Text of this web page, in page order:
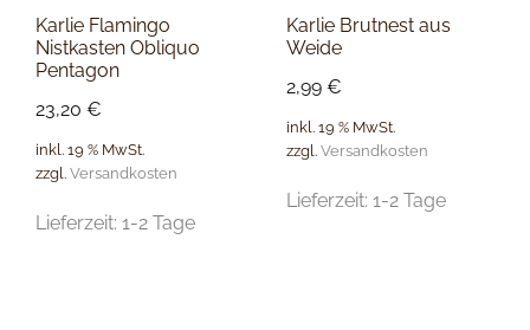
Karlie Flamingo
Nistkasten Obliquo
Pentagon
23,20 €
inkl. 19 % MwSt.
zzgl. Versandkosten
Lieferzeit: 1-2 Tage
Karlie Brutnest aus
Weide
2,99€
inkl. 19 % MwSt.
zzgl.Versandkosten
Lieferzeit:1-2 Tage